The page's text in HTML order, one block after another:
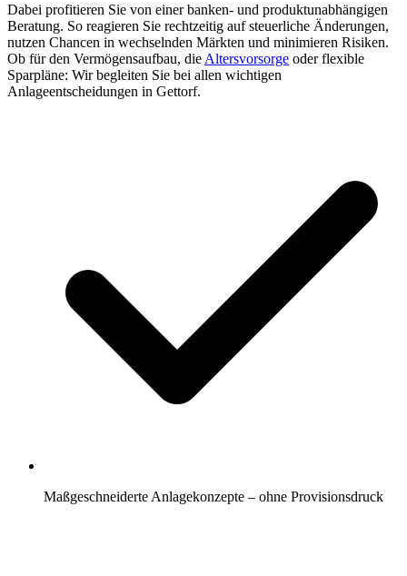
Dabei profitieren Sie von einer banken- und produktunabhängigen
Beratung. So reagieren Sie rechtzeitig auf steuerliche Änderungen,
nutzen Chancen in wechselnden Märkten und minimieren Risiken.
Ob für den Vermögensaufbau, die Altersvorsorge oder flexible
Sparpläne: Wir begleiten Sie bei allen wichtigen
Anlageentscheidungen in Gettorf.
Maßgeschneiderte Anlagekonzepte – ohne Provisionsdruck